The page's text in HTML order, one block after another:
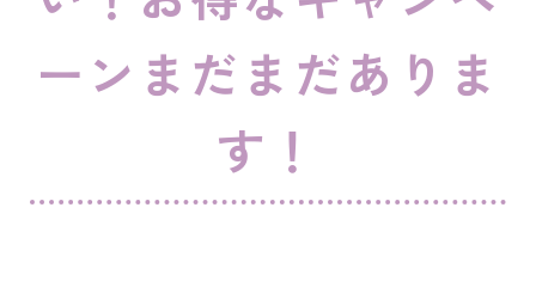
ーンまだまだありま
す！